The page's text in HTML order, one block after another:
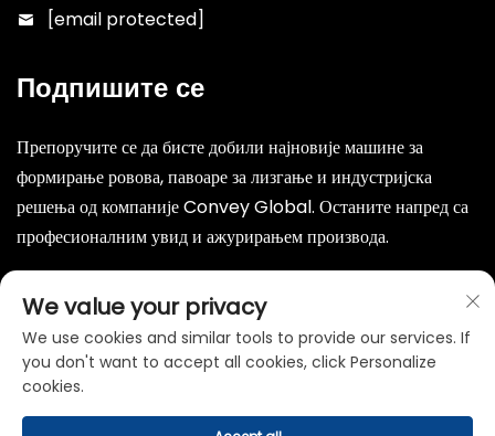
[email protected]
Подпишите се
Препоручите се да бисте добили најновије машине за
формирање ровова, павоаре за лизгање и индустријска
решења од компаније Convey Global. Останите напред са
професионалним увид и ажурирањем производа.
We value your privacy
We use cookies and similar tools to provide our services. If
you don't want to accept all cookies, click Personalize
cookies.